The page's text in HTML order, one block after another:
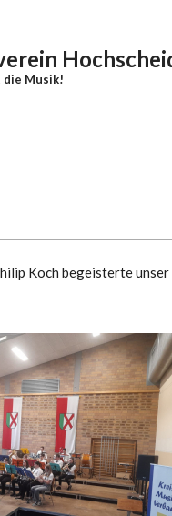
die Musik!
Koch begeisterte